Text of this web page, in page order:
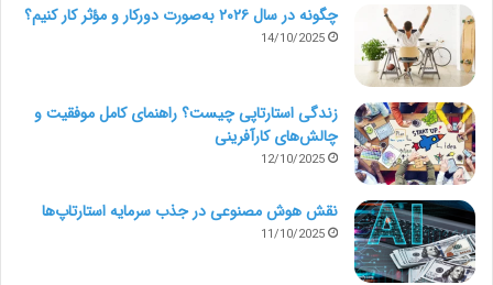
2_ مالیات و کمیسیون صفر
3_ رابط کاربری ساده و روان
4_ سرعت بارگذاری بیشتر نسبت به پلتفرم های مطرح
مارکت
چگونه در سال ۲۰۲۶ به‌صورت دورکار و مؤثر کار کنیم؟
14/10/2025
زندگی استارتاپی چیست؟ راهنمای کامل موفقیت و
چالش‌های کارآفرینی
12/10/2025
نقش هوش مصنوعی در جذب سرمایه استارتاپ‌ها
11/10/2025